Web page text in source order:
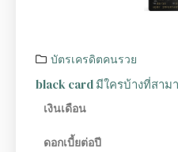
บัตรเครดิตคนรวย
black card มีใครบ้างที่สาม
เงินเดือน
ดอกเบี้ยต่อปี